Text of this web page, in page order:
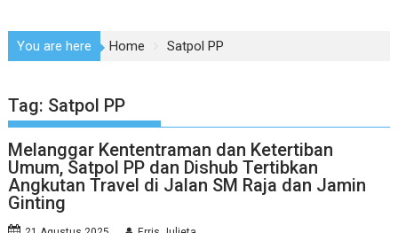
You are here Home Satpol PP
Tag: Satpol PP
Melanggar Kententraman dan Ketertiban
Umum, Satpol PP dan Dishub Tertibkan
Angkutan Travel di Jalan SM Raja dan Jamin
Ginting